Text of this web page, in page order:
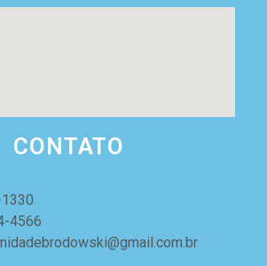
CONTATO
4566